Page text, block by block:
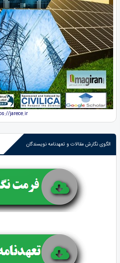
jarece.ir
الگوی نگارش مقالات و تعهدنامه نویسندگان